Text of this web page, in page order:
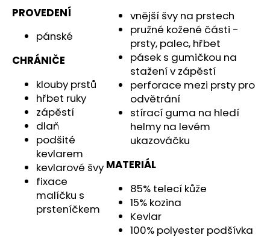
PROVEDENÍ
pánské
CHRÁNIČE
klouby prstů
hřbet ruky
zápěstí
dlaň
podšité
kevlarem
kevlarové švy
fixace
malíčku s
prsteníčkem
vnější švy na prstech
pružné kožené části -
prsty, palec, hřbet
pásek s gumičkou na
stažení v zápěstí
perforace mezi prsty pro
odvětrání
stírací guma na hledí
helmy na levém
ukazováčku
MATERIÁL
85% telecí kůže
15% kozina
Kevlar
100% polyester podšívka
p
HONDANC750